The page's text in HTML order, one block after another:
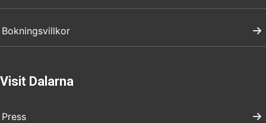
Bokningsvillkor
Visit Dalarna
Press